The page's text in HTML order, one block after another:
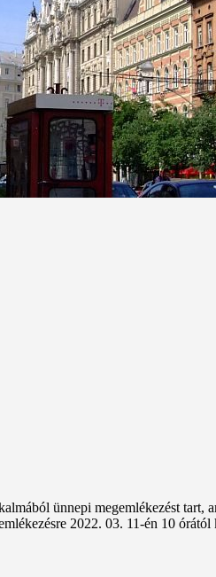
ünnepi megemlékezést
2022. 03. 11-én 10